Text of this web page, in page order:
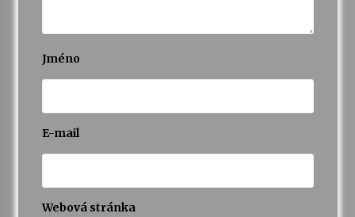
Jméno
E-mail
Webová stránka